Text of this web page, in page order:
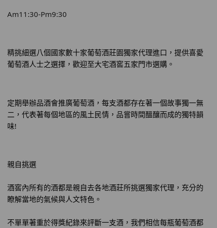
Am11:30-Pm9:30
精挑細選八個國家數十家葡萄酒莊園獨家代理進口，提供喜愛
葡萄酒人士之選擇，歡迎至大宅酒窖五家門市選購。
定期舉辦品酒會推廣葡萄酒，每支酒都存在著一個故事獨一無
二，代表著每個地區的風土民情，品嘗時間醞釀而成的獨特韻
味!
親自挑選
酒窖內所有的酒都是親自去各地酒莊所挑選獨家代理，充分的
瞭解當地的氣候與人文特色。
不單單著重於得獎紀錄來評斷一支酒，我們相信每瓶葡萄酒都